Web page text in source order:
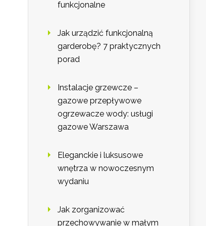
funkcjonalne
Jak urządzić funkcjonalną
garderobę? 7 praktycznych
porad
Instalacje grzewcze –
gazowe przepływowe
ogrzewacze wody: usługi
gazowe Warszawa
Eleganckie i luksusowe
wnętrza w nowoczesnym
wydaniu
Jak zorganizować
przechowywanie w małym